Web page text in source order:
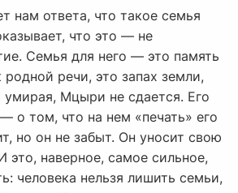
нам ответа, что такое семья
что это — не
Семья для него — это память
родной речи, это запах земли,
умирая, Мцыри не сдается. Его
о том, что на нем «печать» его
но он не забыт. Он уносит свою
это, наверное, самое сильное,
человека нельзя лишить семьи,